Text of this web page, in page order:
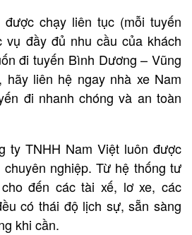
chạy liên tục (mỗi tuyến
vụ đầy đủ nhu cầu của khách
đi tuyến Bình Dương – Vũng
hãy liên hệ ngay nhà xe Nam
đi nhanh chóng và an toàn
ty TNHH Nam Việt luôn được
nghiệp. Từ hệ thống tư
đến các tài xế, lơ xe, các
có thái độ lịch sự, sẵn sàng
khi cần.